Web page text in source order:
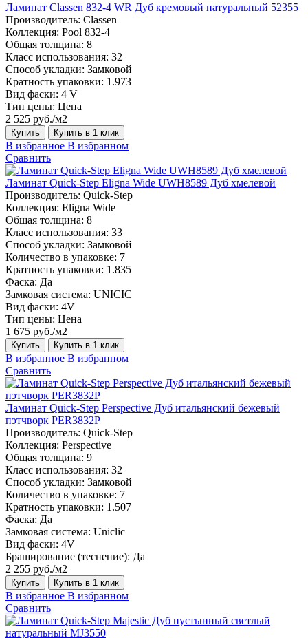
Ламинат Classen 832-4 WR Дуб кремовый натуральный 52355
Производитель: Classen
Коллекция: Pool 832-4
Общая толщина: 8
Класс использования: 32
Способ укладки: Замковой
Кратность упаковки: 1.973
Вид фаски: 4 V
Тип цены: Цена
2 525 руб./м2
Купить Купить в 1 клик
В избранное В избранном
Сравнить
Ламинат Quick-Step Eligna Wide UWH8589 Дуб хмелевой
Производитель: Quick-Step
Коллекция: Eligna Wide
Общая толщина: 8
Класс использования: 33
Способ укладки: Замковой
Количество в упаковке: 7
Кратность упаковки: 1.835
Фаска: Да
Замковая система: UNICIC
Вид фаски: 4V
Тип цены: Цена
1 675 руб./м2
Купить Купить в 1 клик
В избранное В избранном
Сравнить
Ламинат Quick-Step Perspective Дуб итальянский бежевый
пэтчворк PER3832P
Производитель: Quick-Step
Коллекция: Perspective
Общая толщина: 9
Класс использования: 32
Способ укладки: Замковой
Количество в упаковке: 7
Кратность упаковки: 1.507
Фаска: Да
Замковая система: Uniclic
Вид фаски: 4V
Браширование (теснение): Да
2 255 руб./м2
Купить Купить в 1 клик
В избранное В избранном
Сравнить